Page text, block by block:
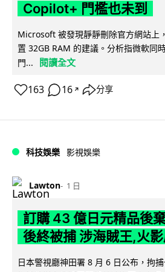
Copilot+ 門檻也未到
Microsoft 被發現靜靜刪除官方網站上
置 32GB RAM 的建議。分析指微軟同
門...
閱讀全文
163 16 ↗ 分享
科技娛樂 影視娛樂
Lawton 1 日
訂購 43 億日元精品後
後終被捕 涉海賊王,火
日本警視廳神田署 8 月 6 日公布，拘